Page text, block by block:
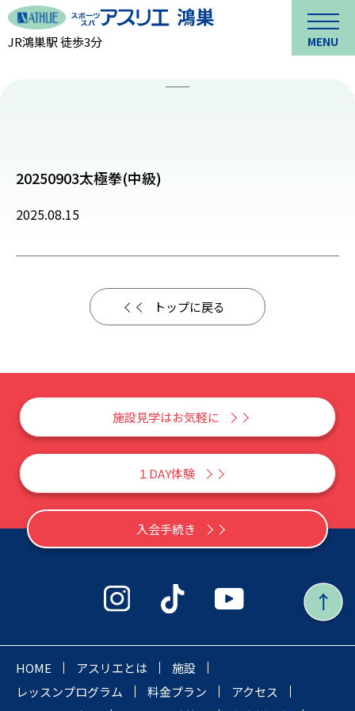
JR鴻巣駅 徒歩3分 MENU
20250903太極拳(中級)
2025.08.15
トップに戻る
施設見学はお気軽に
１DAY体験
入会手続き
HOME アスリエとは
施設
レッスンプログラム
料金プラン
アクセス